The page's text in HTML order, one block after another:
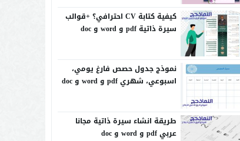
كيفية كتابة CV احترافي؟ +قوالب
سيرة ذاتية pdf و word و doc
نموذج جدول حصص فارغ يومي،
اسبوعي، شهري pdf و word و doc
طريقة انشاء سيرة ذاتية مجانا
عربي pdf و word و doc